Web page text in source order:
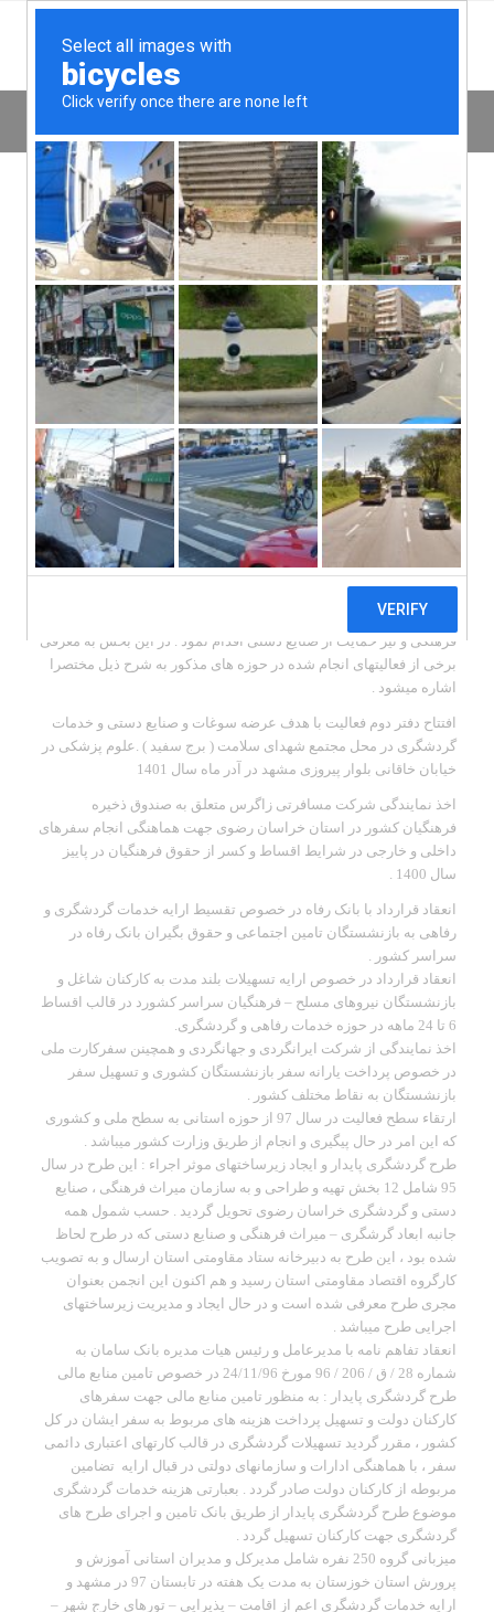
درباره ما
دریافت نسخه pdf قابل چاپ – گزارش عملکرد موسسه فروغ مهر
سفریاران پارس ( انجمن گردشگری پارس )
با استعانت از خداوند متعال
و با همراهی جمعی از علاقه مندان و دوستداران حفظ و توسعه فرهنگی
ایرانی اسلامی و با هدف توسعه فعالیتهای گردشگری در سال 85 نخستین
فعالیتهای مرتبط با اهداف این انجمن شکل گرفت و در بدو امر با عنوان
انجمن گردشگری ایرانیان فعالیت خود را آغاز نمود که در سالهای بعد با
ثبت رسمی این انجمن با نام “انجمن گردشگری فروغ مهر سفریاران
پارس ” ثبت رسمی در حوزه وزارت کشور صورت پذیرفت . علی ایحال از
ابتدای فعالیت انجمن یاد شده در جهت توسعه اهداف خود و بر اساس
مرتبط در زمینه های گوناگون اعم از گردشگری – حفظ و ترویج میراث
فرهنگی و نیز حمایت از صنایع دستی اقدام نمود . در این بخش به معرفی
برخی از فعالیتهای انجام شده در حوزه های مذکور به شرح ذیل مختصرا
اشاره میشود .
افتتاح دفتر دوم فعالیت با هدف عرضه سوغات و صنایع دستی و خدمات
گردشگری در محل مجتمع شهدای سلامت ( برج سفید ) .علوم پزشکی در
خیابان خاقانی بلوار پیروزی مشهد در آدر ماه سال 1401
اخذ نمایندگی شرکت مسافرتی زاگرس متعلق به صندوق ذخیره
فرهنگیان کشور در استان خراسان رضوی جهت هماهنگی انجام سفرهای
داخلی و خارجی در شرایط اقساط و کسر از حقوق فرهنگیان در پاییز
سال 1400 .
انعقاد قرارداد با بانک رفاه در خصوص تقسیط ارایه خدمات گردشگری و
رفاهی به بازنشستگان تامین اجتماعی و حقوق بگیران بانک رفاه در
سراسر کشور .
انعقاد قرارداد در خصوص ارایه تسهیلات بلند مدت به کارکنان شاغل و
بازنشستگان نیروهای مسلح – فرهنگیان سراسر کشورد در قالب اقساط
6 تا 24 ماهه در حوزه خدمات رفاهی و گردشگری.
اخذ نمایندگی از شرکت ایرانگردی و جهانگردی و همچینن سفرکارت ملی
در خصوص پرداخت یارانه سفر بازنشستگان کشوری و تسهیل سفر
بازنشستگان به نقاط مختلف کشور .
ارتقاء سطح فعالیت در سال 97 از حوزه استانی به سطح ملی و کشوری
که این امر در حال پیگیری و انجام از طریق وزارت کشور میباشد .
طرح گردشگری پایدار و ایجاد زیرساختهای موثر اجراء : این طرح در سال
95 شامل 12 بخش تهیه و طراحی و به سازمان میراث فرهنگی ، صنایع
دستی و گردشگری خراسان رضوی تحویل گردید . حسب شمول همه
جانبه ابعاد گرشگری – میراث فرهنگی و صنایع دستی که در طرح لحاظ
شده بود ، این طرح به دبیرخانه ستاد مقاومتی استان ارسال و به تصویب
کارگروه اقتصاد مقاومتی استان رسید و هم اکنون این انجمن بعنوان
مجری طرح معرفی شده است و در حال ایجاد و مدیریت زیرساختهای
اجرایی طرح میباشد .
انعقاد تفاهم نامه با مدیرعامل و رئیس هیات مدیره بانک سامان به
شماره 28 / ق / 206 / 96 مورخ 24/11/96 در خصوص تامین منابع مالی
طرح گردشگری پایدار : به منظور تامین منابع مالی جهت سفرهای
کارکنان دولت و تسهیل پرداخت هزینه های مربوط به سفر ایشان در کل
کشور ، مقرر گردید تسهیلات گردشگری در قالب کارتهای اعتباری دائمی
سفر ، با هماهنگی ادارات و سازمانهای دولتی در قبال ارایه تضامین
مربوطه از کارکنان دولت صادر گردد . بعبارتی هزینه خدمات گردشگری
موضوع طرح گردشگری پایدار از طریق بانک تامین و اجرای طرح های
گردشگری جهت کارکنان تسهیل گردد .
میزبانی گروه 250 نفره شامل مدیرکل و مدیران استانی آموزش و
پرورش استان خوزستان به مدت یک هفته در تابستان 97 در مشهد و
ارایه خدمات گردشگری اعم از اقامت – پذیرایی – تورهای خارج شهر –